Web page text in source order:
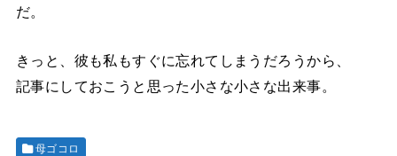
だ。
きっと、彼も私もすぐに忘れてしまうだろうから、
記事にしておこうと思った小さな小さな出来事。
母ゴコロ